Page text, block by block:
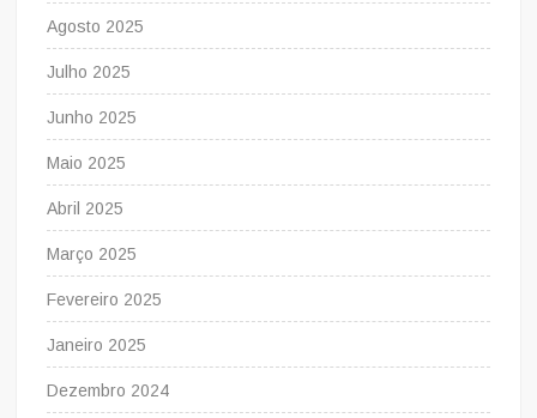
Agosto 2025
Julho 2025
Junho 2025
Maio 2025
Abril 2025
Março 2025
Fevereiro 2025
Janeiro 2025
Dezembro 2024